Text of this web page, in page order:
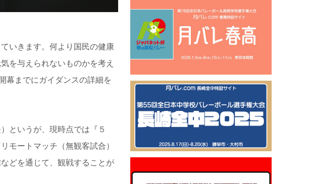
いきます。何より国民の健康
を与えられないものかを考え
幕までにガイダンスの詳細を
というが、現時点では『５
モートマッチ（無観客試合）
どを通じて、観戦することが